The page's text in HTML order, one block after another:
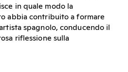
in quale modo la
abbia contribuito a formare
spagnolo, conducendo il
riflessione sulla